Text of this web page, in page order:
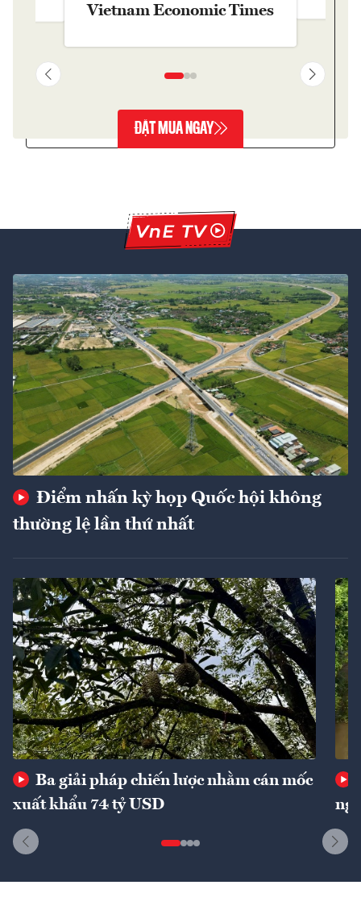
Vietnam Economic Times
ĐẶT MUA NGAY
Điểm nhấn kỳ họp Quốc hội không
thường lệ lần thứ nhất
Ba giải pháp chiến lược nhằm cán mốc
xuất khẩu 74 tỷ USD